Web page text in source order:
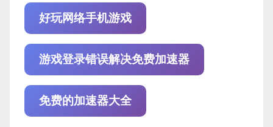
好玩网络手机游戏
游戏登录错误解决免费加速器
免费的加速器大全